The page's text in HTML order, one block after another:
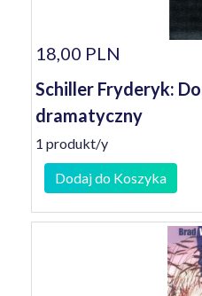
18,00 PLN
Schiller Fryderyk:
dramatyczny
1 produkt/y
Dodaj do Koszyka